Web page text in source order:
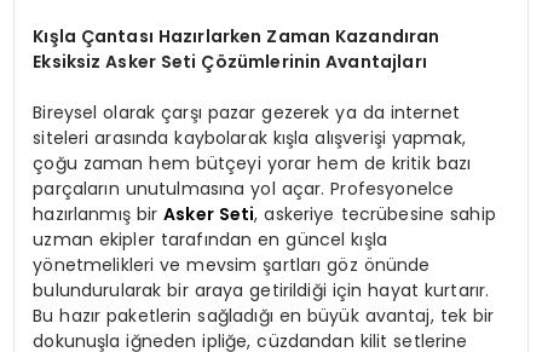
Kışla Çantası Hazırlarken Zaman Kazandıran
Eksiksiz Asker Seti Çözümlerinin Avantajları
Bireysel olarak çarşı pazar gezerek ya da internet
siteleri arasında kaybolarak kışla alışverişi yapmak,
çoğu zaman hem bütçeyi yorar hem de kritik bazı
parçaların unutulmasına yol açar. Profesyonelce
hazırlanmış birAsker Seti, askeriye tecrübesine sahip
uzman ekipler tarafından en güncel kışla
yönetmelikleri ve mevsim şartları göz önünde
bulundurularak bir araya getirildiği için hayat kurtarır.
Bu hazır paketlerin sağladığı en büyük avantaj, tek bir
dokunuşla iğneden ipliğe, cüzdandan kilit setlerine